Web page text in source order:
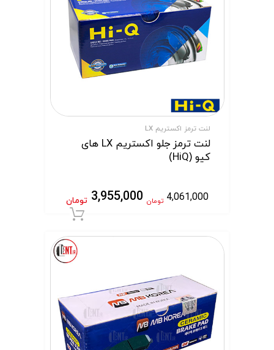
لنت ترمز اکستریم LX
لنت ترمز جلو اکستریم LX های
کیو (HiQ)
4,061,000 تومان 3,955,000 تومان